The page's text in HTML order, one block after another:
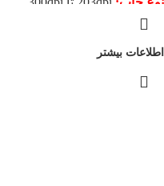
سرعت چاپ:
کاربرد: فروشگاه‌ها، انبارها، مراکز پستیاطلاعات بیشتر